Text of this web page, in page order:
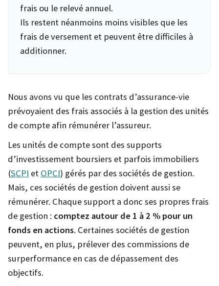
frais ou le relevé annuel.
Ils restent néanmoins moins visibles que les
frais de versement et peuvent être difficiles à
additionner.
Nous avons vu que les contrats d’assurance-vie
prévoyaient des frais associés à la gestion des unités
de compte afin rémunérer l’assureur.
Les unités de compte sont des supports
d’investissement boursiers et parfois immobiliers
(SCPI et OPCI) gérés par des sociétés de gestion.
Mais, ces sociétés de gestion doivent aussi se
rémunérer. Chaque support a donc ses propres frais
de gestion : comptez autour de 1 à 2 % pour un
fonds en actions. Certaines sociétés de gestion
peuvent, en plus, prélever des commissions de
surperformance en cas de dépassement des
objectifs.